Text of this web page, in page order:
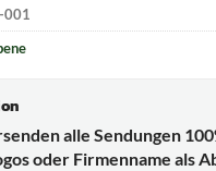
001
alle Sendungen
oder Firmenname als